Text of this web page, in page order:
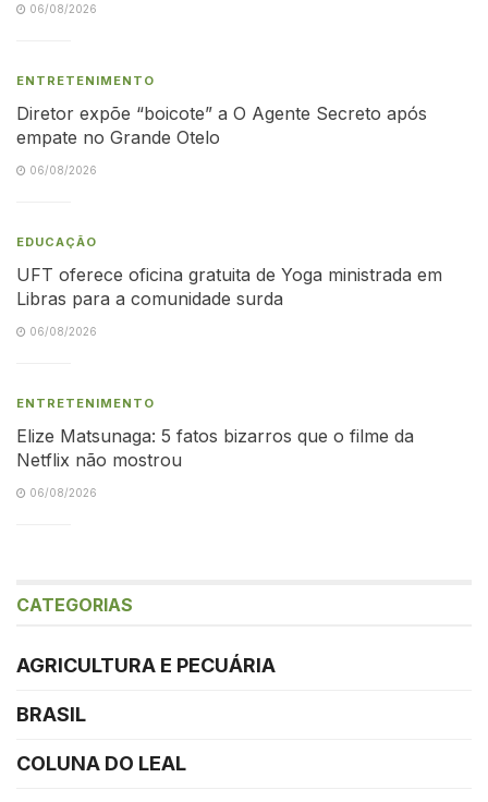
06/08/2026
ENTRETENIMENTO
Diretor expõe “boicote” a O Agente Secreto após
empate no Grande Otelo
06/08/2026
EDUCAÇÃO
UFT oferece oficina gratuita de Yoga ministrada em
Libras para a comunidade surda
06/08/2026
ENTRETENIMENTO
Elize Matsunaga: 5 fatos bizarros que o filme da
Netflix não mostrou
06/08/2026
CATEGORIAS
AGRICULTURA E PECUÁRIA
BRASIL
COLUNA DO LEAL